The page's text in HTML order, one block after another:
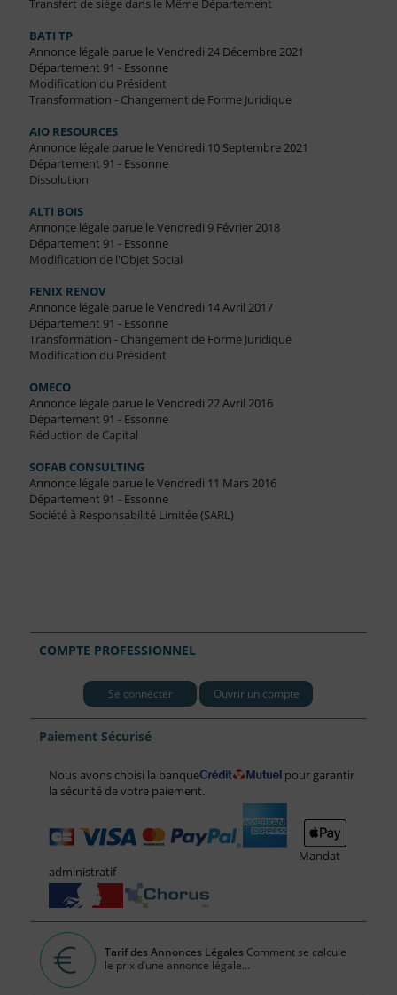
Transfert de siège dans le Même Département
BATI TP
Annonce légale parue le Vendredi 24 Décembre 2021
Département 91 - Essonne
Modification du Président
Transformation - Changement de Forme Juridique
AIO RESOURCES
Annonce légale parue le Vendredi 10 Septembre 2021
Département 91 - Essonne
Dissolution
ALTI BOIS
Annonce légale parue le Vendredi 9 Février 2018
Département 91 - Essonne
Modification de l'Objet Social
FENIX RENOV
Annonce légale parue le Vendredi 14 Avril 2017
Département 91 - Essonne
Transformation - Changement de Forme Juridique
Modification du Président
OMECO
Annonce légale parue le Vendredi 22 Avril 2016
Département 91 - Essonne
Réduction de Capital
SOFAB CONSULTING
Annonce légale parue le Vendredi 11 Mars 2016
Département 91 - Essonne
Société à Responsabilité Limitée (SARL)
COMPTE PROFESSIONNEL
Se connecter Ouvrir un compte
Paiement Sécurisé
Nous avons choisi la banque
pour garantir
la sécurité de votre paiement.
Mandat
administratif
Tarif des Annonces Légales Comment se calcule
le prix d’une annonce légale...